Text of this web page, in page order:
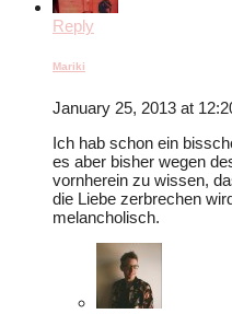
Reply
Mariki
January 25, 2013 at
Ich hab schon ein
es aber bisher wegen
vornherein zu wissen,
die Liebe zerbrechen
melancholisch.